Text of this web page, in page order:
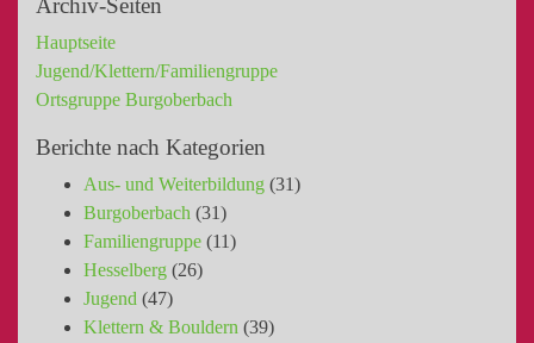
Hauptseite
Jugend/Klettern/Familiengruppe
Ortsgruppe Burgoberbach
Berichte nach Kategorien
Aus- und Weiterbildung (31)
Burgoberbach (31)
Familiengruppe (11)
Hesselberg (26)
Jugend (47)
Klettern & Bouldern (39)